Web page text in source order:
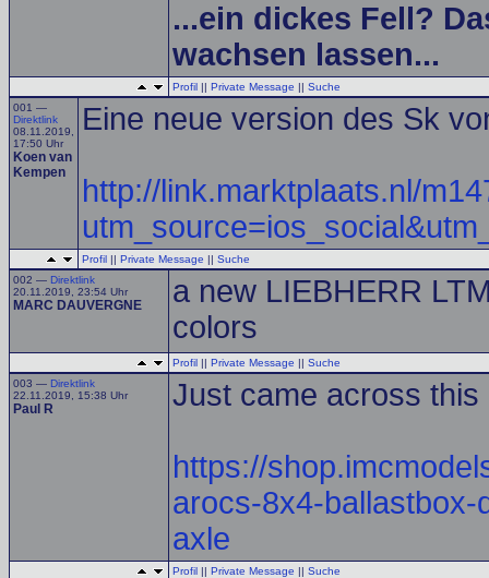
...ein dickes Fell?
wachsen lassen...
Profil || Private Message || Suche
001 —
Direktlink
08.11.2019,
17:50 Uhr
Koen van
Kempen
Eine neue version des Sk
http://link.marktplaats.nl/
Profil || Private Message || Suche
002 — Direktlink
20.11.2019, 23:54 Uhr
MARC DAUVERGNE
a new LIEBHERR
colors
Profil || Private Message || Suche
003 — Direktlink
22.11.2019, 15:38 Uhr
Paul R Just came across
https://
arocs-8x4-
axle
Profil || Private Message || Suche